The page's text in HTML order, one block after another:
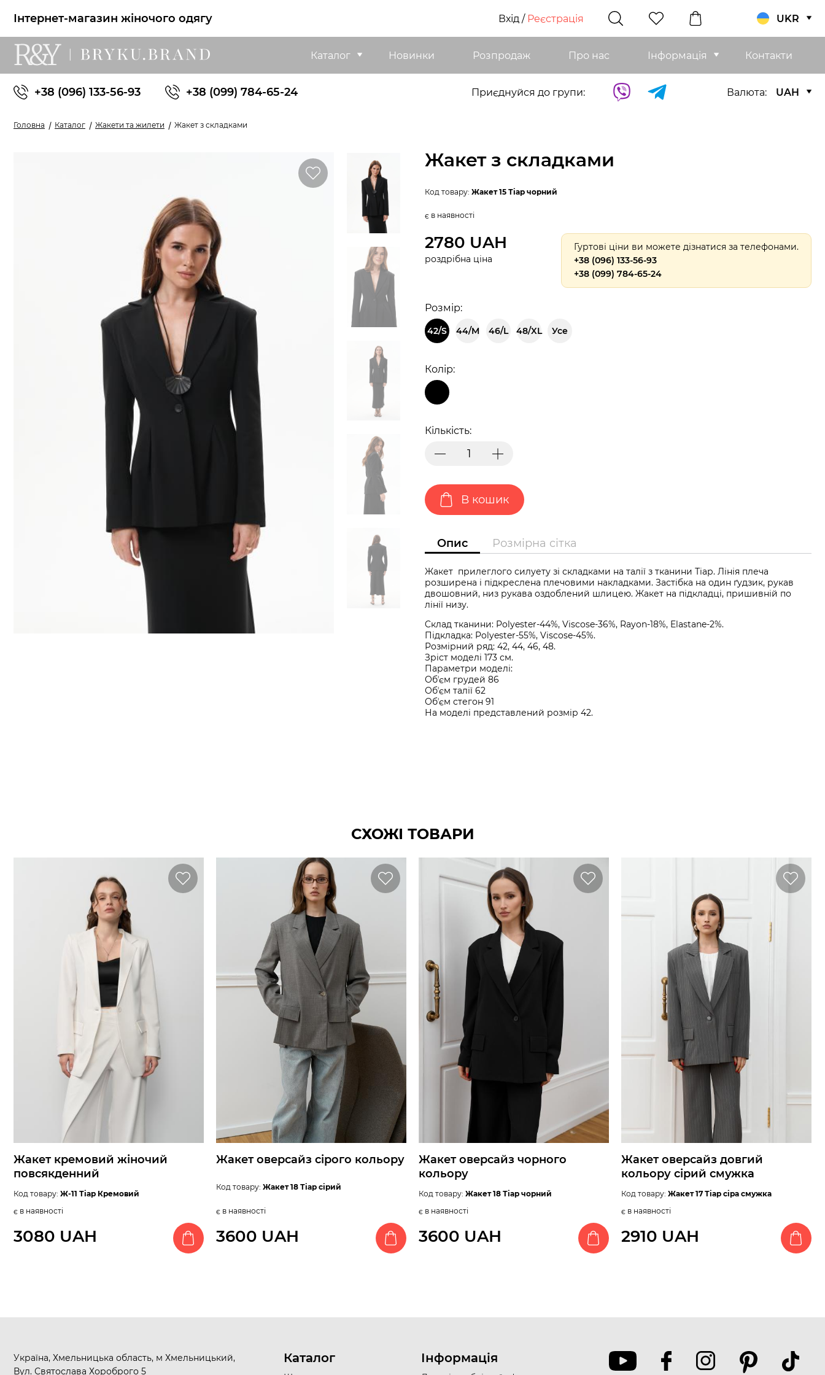
Інтернет-магазин жіночого одягу Вхід / Реєстрація UKR
Каталог Новинки Розпродаж Про нас Інформація Контакти
+38 (096) 133-56-93 +38 (099) 784-65-24 Приєднуйся до групи: Валюта: UAH
Головна Каталог Жакети та жилети Жакет з складками
Жакет з складками
Код товару: Жакет 15 Тіар чорний
є в наявності
2780 UAH
роздрібна ціна
Гуртові ціни ви можете дізнатися за телефонами.
+38 (096) 133-56-93
+38 (099) 784-65-24
Розмір:
42/S 44/M 46/L 48/XL Усе
Колір:
Кількість:
В кошик
Опис Розмірна сітка
Жакет прилеглого силуету зі складками на талії з тканини Тіар. Лінія плеча
розширена і підкреслена плечовими накладками. Застібка на один ґудзик, рукав
двошовний, низ рукава оздоблений шлицею. Жакет на підкладці, пришивній по
лінії низу.
Cклад тканини: Polyester-44%, Viscose-36%, Rayon-18%, Elastane-2%.
Підкладка: Polyester-55%, Viscose-45%.
Розмірний ряд: 42, 44, 46, 48.
Зріст моделі 173 см.
Параметри моделі:
Обʼєм грудей 86
Обʼєм талії 62
Обʼєм стегон 91
На моделі представлений розмір 42.
СХОЖІ ТОВАРИ
Жакет кремовий жіночий
повсякденний
Код товару: Ж-11 Тіар Кремовий
є в наявності
3080 UAH
Жакет оверсайз сірого кольору
Код товару: Жакет 18 Тіар сірий
є в наявності
3600 UAH
Жакет оверсайз чорного
кольору
Код товару: Жакет 18 Тіар чорний
є в наявності
3600 UAH
Жакет оверсайз довгий
кольору сірий смужка
Код товару: Жакет 17 Тіар сіра смужка
є в наявності
2910 UAH
Україна, Хмельницька область, м Хмельницький,
Вул. Святослава Хороброго 5
Каталог Інформація